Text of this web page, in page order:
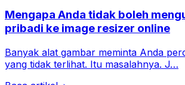
Mengapa Anda tidak boleh
pribadi ke image resizer online
Banyak alat gambar meminta Anda
yang tidak terlihat. Itu masalahnya. J…